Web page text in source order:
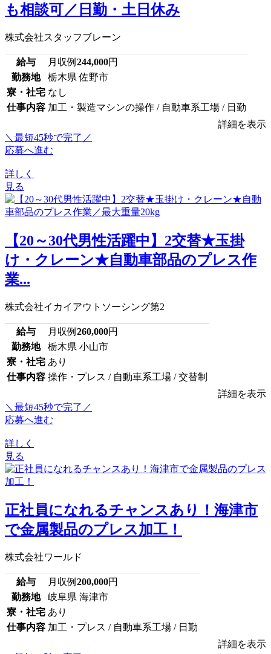
も相談可／日勤・土日休み
株式会社スタッフブレーン
給与 月収例 244,000円
勤務地
栃木県 佐野市
寮・社宅 なし
仕事内容 加工・製造マシンの操作 / 自動車系工場 / 日勤
詳細を表示
＼最短45秒で完了／
応募へ進む
詳しく
見る
【20～30代男性活躍中】2交替★玉掛
け・クレーン★自動車部品のプレス作
業...
株式会社イカイアウトソーシング第2
給与 月収例 260,000円
勤務地
栃木県 小山市
寮・社宅 あり
仕事内容 操作・プレス / 自動車系工場 / 交替制
詳細を表示
＼最短45秒で完了／
応募へ進む
詳しく
見る
正社員になれるチャンスあり！海津市
で金属製品のプレス加工！
株式会社ワールド
給与 月収例 200,000円
勤務地
岐阜県 海津市
寮・社宅 あり
仕事内容 加工・プレス / 自動車系工場 / 日勤
詳細を表示